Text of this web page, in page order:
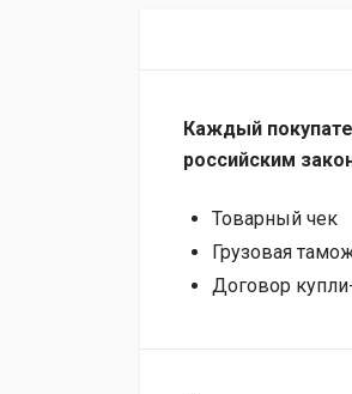
Каждый
российским
Товарный чек
Грузовая
Договор